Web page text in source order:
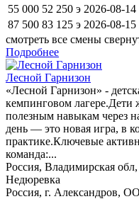
55 000 52 250 э 2026-08-
87 500 83 125 э 2026-08-
смотреть все смены
Подробнее
Лесной Гарнизон
«Лесной Гарнизон» -
кемпинговом лагере.Дети
полезным навыкам через
день — это новая игра, в
практике.Ключевые
команда:...
Россия, Владимирская
Недюревка
Россия, г. Александров,